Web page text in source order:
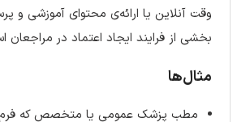
وقت آنلاین یا ارائه‌ی محتوای آموزشی و
بخشی از فرایند ایجاد اعتماد در مراجعان
مثال‌ها
مطب پزشک عمومی یا متخصص که فرم